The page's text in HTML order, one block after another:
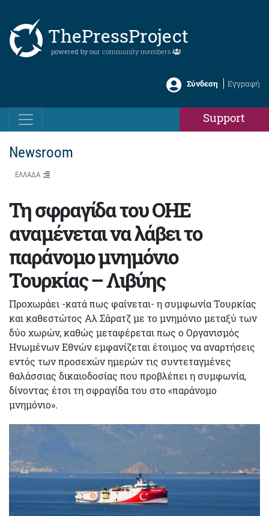
ThePressProject
powered by our community members
Σύνδεση Εγγραφή
Support
Newsroom
ΕΛΛΑΔΑ
Τη σφραγίδα του ΟΗΕ
αναμένεται να λάβει το
παράνομο μνημόνιο
Τουρκίας – Λιβύης
Προχωράει -κατά πως φαίνεται- η συμφωνία Τουρκίας
και καθεστώτος Αλ Σάρατζ με το μνημόνιο μεταξύ των
δύο χωρών, καθώς μεταφέρεται πως ο Οργανισμός
Ηνωμένων Εθνών εμφανίζεται έτοιμος να αναρτήσεις
εντός των προσεχών ημερών τις συντεταγμένες
θαλάσσιας δικαιοδοσίας που προβλέπει η συμφωνία,
δίνοντας έτσι τη σφραγίδα του στο «παράνομο
μνημόνιο».